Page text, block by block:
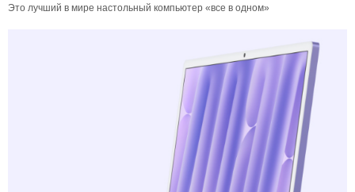
Это лучший в мире настольный компьютер «все в одном»